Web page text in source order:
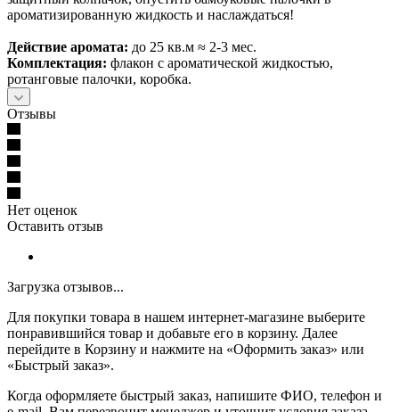
ароматизированную жидкость и наслаждаться!
Действие аромата: до 25 кв.м ≈ 2-3 мес.
Комплектация: флакон с ароматической жидкостью,
ротанговые палочки, коробка.
Отзывы
Нет оценок
Оставить отзыв
Загрузка отзывов...
Для покупки товара в нашем интернет-магазине выберите
понравившийся товар и добавьте его в корзину. Далее
перейдите в Корзину и нажмите на «Оформить заказ» или
«Быстрый заказ».
Когда оформляете быстрый заказ, напишите ФИО, телефон и